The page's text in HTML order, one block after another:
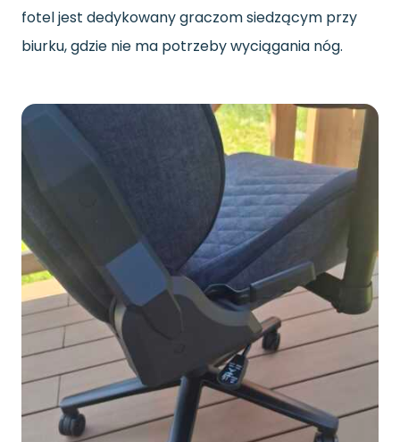
fotel jest dedykowany graczom siedzącym przy
biurku, gdzie nie ma potrzeby wyciągania nóg.